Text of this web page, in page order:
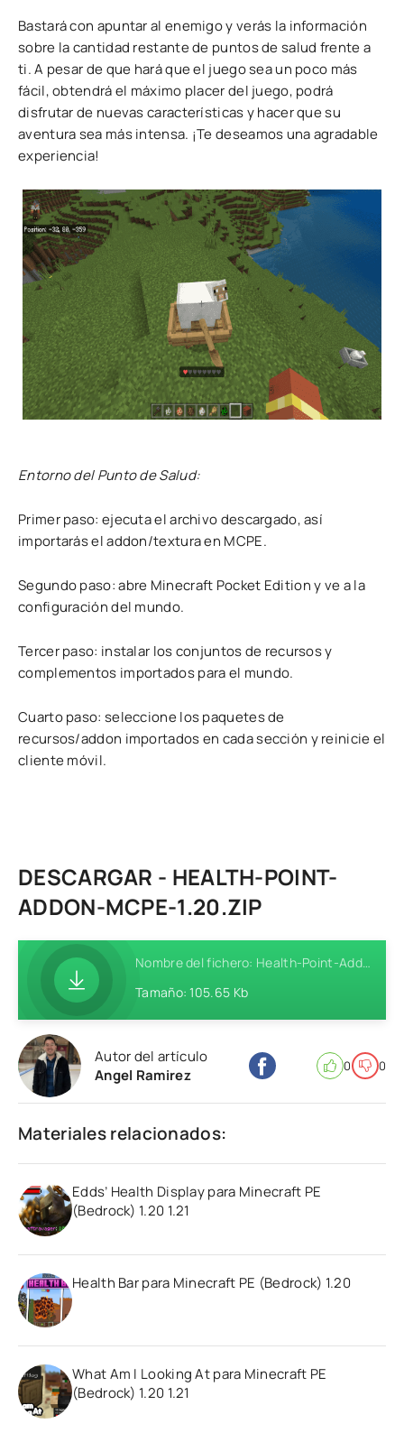
Bastará con apuntar al enemigo y verás la información
sobre la cantidad restante de puntos de salud frente a
ti. A pesar de que hará que el juego sea un poco más
fácil, obtendrá el máximo placer del juego, podrá
disfrutar de nuevas características y hacer que su
aventura sea más intensa. ¡Te deseamos una agradable
experiencia!
Entorno del Punto de Salud:
Primer paso: ejecuta el archivo descargado, así
importarás el addon/textura en MCPE.
Segundo paso: abre Minecraft Pocket Edition y ve a la
configuración del mundo.
Tercer paso: instalar los conjuntos de recursos y
complementos importados para el mundo.
Cuarto paso: seleccione los paquetes de
recursos/addon importados en cada sección y reinicie el
cliente móvil.
DESCARGAR - HEALTH-POINT-
ADDON-MCPE-1.20.ZIP
Nombre del fichero: Health-Point-Addon-MCPE-1.20.zip
Tamaño: 105.65 Kb
Autor del artículo
Angel Ramirez
0 0
Materiales relacionados:
Edds’ Health Display para Minecraft PE
(Bedrock) 1.20 1.21
Health Bar para Minecraft PE (Bedrock) 1.20
What Am I Looking At para Minecraft PE
(Bedrock) 1.20 1.21